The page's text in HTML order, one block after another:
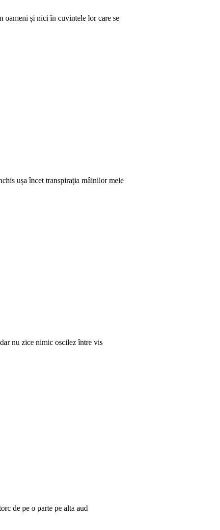
oameni și nici în cuvintele lor care se
ușa încet transpirația mâinilor mele
nu zice nimic oscilez între vis
de pe o parte pe alta aud